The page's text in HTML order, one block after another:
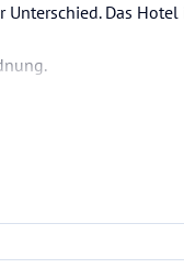
Das
kann man nicht